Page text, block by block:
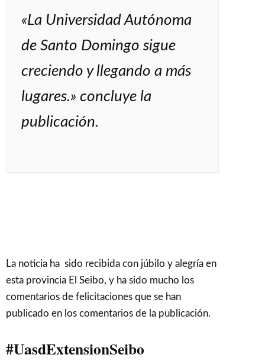
«La Universidad Autónoma
de Santo Domingo sigue
creciendo y llegando a más
lugares.» concluye la
publicación.
La noticia ha sido recibida con júbilo y alegría en
esta provincia El Seibo, y ha sido mucho los
comentarios de felicitaciones que se han
publicado en los comentarios de la publicación.
#UasdExtensionSeibo